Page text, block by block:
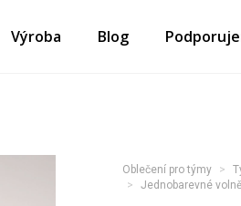
Výroba Blog
Oblečení pro týmy
Jednobarevné